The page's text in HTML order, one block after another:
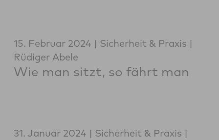
15. Februar 2024
Sicherheit & Praxis
Rüdiger Abele
Wie man sitzt, so fährt man
31. Januar 2024
Sicherheit & Praxis